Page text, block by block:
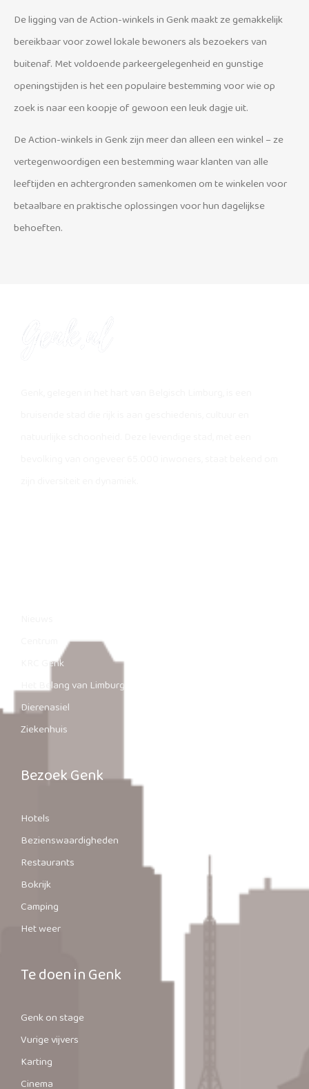
De ligging van de Action-winkels in Genk maakt ze gemakkelijk
bereikbaar voor zowel lokale bewoners als bezoekers van
buitenaf. Met voldoende parkeergelegenheid en gunstige
openingstijden is het een populaire bestemming voor wie op
zoek is naar een koopje of gewoon een leuk dagje uit.
De Action-winkels in Genk zijn meer dan alleen een winkel – ze
vertegenwoordigen een bestemming waar klanten van alle
leeftijden en achtergronden samenkomen om te winkelen voor
betaalbare en praktische oplossingen voor hun dagelijkse
behoeften.
KRC Genk
Het Belang van Limburg
Dierenasiel
Ziekenhuis
Bezoek Genk
Hotels
Bezienswaardigheden
Restaurants
Bokrijk
Camping
Het weer
Te doen in Genk
Genk on stage
Vurige vijvers
Karting
Cinema